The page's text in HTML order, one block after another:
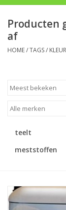
Plagen & Ziekten
Meststoffen en
Monitoring
Brimex kaarten
Producten
af
HOME/TAGS/
teelt
meststoffen